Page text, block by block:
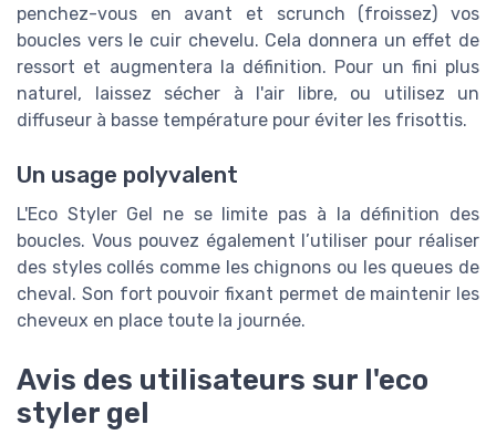
penchez-vous en avant et scrunch (froissez) vos
boucles vers le cuir chevelu. Cela donnera un effet de
ressort et augmentera la définition. Pour un fini plus
naturel, laissez sécher à l'air libre, ou utilisez un
diffuseur à basse température pour éviter les frisottis.
Un usage polyvalent
L'Eco Styler Gel ne se limite pas à la définition des
boucles. Vous pouvez également l’utiliser pour réaliser
des styles collés comme les chignons ou les queues de
cheval. Son fort pouvoir fixant permet de maintenir les
cheveux en place toute la journée.
Avis des utilisateurs sur l'eco
styler gel